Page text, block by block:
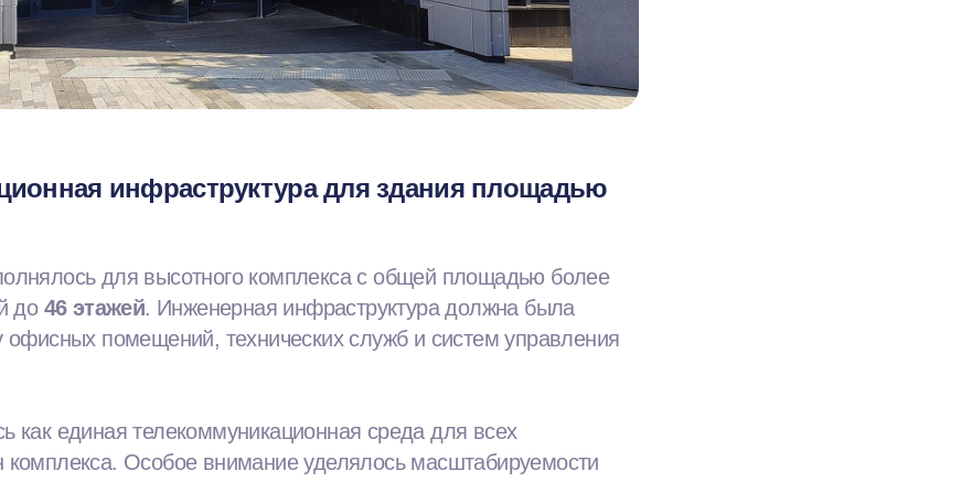
инфраструктура для здания площадью
для высотного комплекса с общей площадью более
до 46 этажей. Инженерная инфраструктура должна была
офисных помещений, технических служб и систем управления
как единая телекоммуникационная среда для всех
комплекса. Особое внимание уделялось масштабируемости